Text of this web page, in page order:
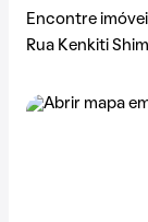
Encontre
Rua Kenkiti